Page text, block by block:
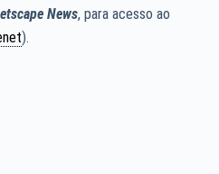
News, para acesso ao
).